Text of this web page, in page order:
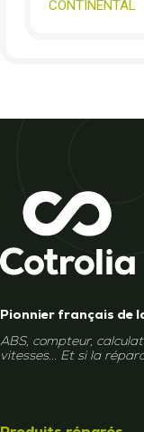
CONTINENTAL
Pionnier français de
ABS, compteur,
vitesses... Et si la